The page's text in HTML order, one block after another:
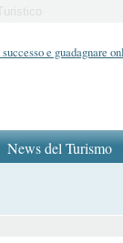
News del Turismo